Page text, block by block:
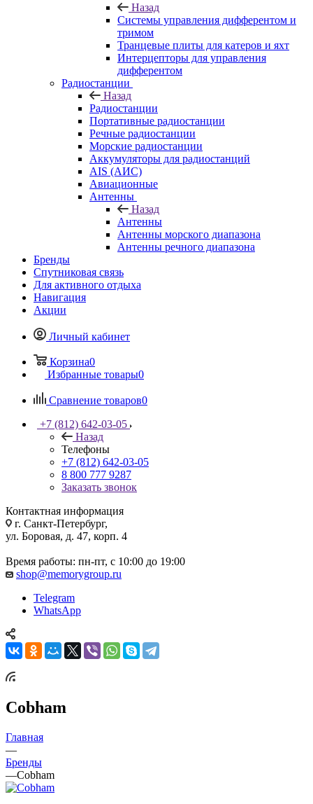
Назад
Системы управления дифферентом и
тримом
Транцевые плиты для катеров и яхт
Интерцепторы для управления
дифферентом
Радиостанции
Назад
Радиостанции
Портативные радиостанции
Речные радиостанции
Морские радиостанции
Аккумуляторы для радиостанций
AIS (АИС)
Авиационные
Антенны
Назад
Антенны
Антенны морского диапазона
Антенны речного диапазона
Бренды
Спутниковая связь
Для активного отдыха
Навигация
Акции
Личный кабинет
Корзина0
Избранные товары0
Сравнение товаров0
+7 (812) 642-03-05
Назад
Телефоны
+7 (812) 642-03-05
8 800 777 9287
Заказать звонок
Контактная информация
г. Санкт-Петербург,
ул. Боровая, д. 47, корп. 4
Время работы: пн-пт, с 10:00 до 19:00
shop@memorygroup.ru
Telegram
WhatsApp
Cobham
Главная
—
Бренды
—Cobham